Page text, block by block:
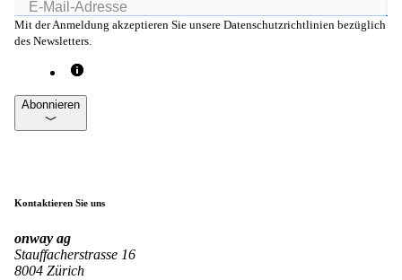
Mit der Anmeldung akzeptieren Sie unsere Datenschutzrichtlinien bezüglich
des Newsletters.
Abonnieren
Kontaktieren Sie uns
onway ag
Stauffacherstrasse 16
8004 Zürich